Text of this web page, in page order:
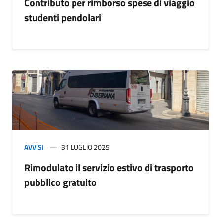
studenti pendolari
AVVISI 31 LUGLIO 2025
Rimodulato il servizio estivo di trasporto
pubblico gratuito